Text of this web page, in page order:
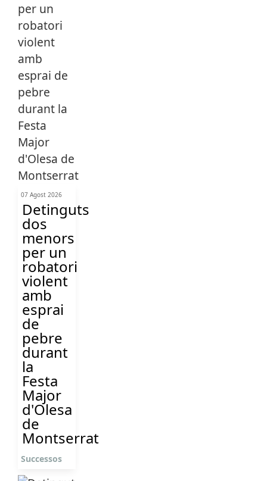
07 Agost 2026
Detinguts
dos
menors
per un
robatori
violent
amb
esprai
de
pebre
durant
la
Festa
Major
d'Olesa
de
Montserrat
Successos